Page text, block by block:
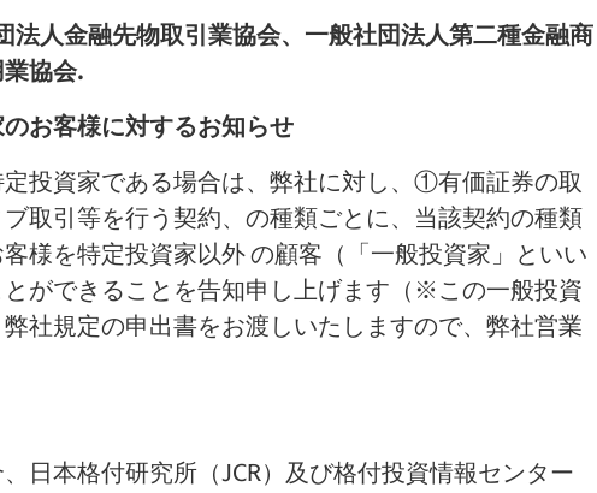
人金融先物取引業協会、一般社団法人第二種金融商
業協会.
お客様に対するお知らせ
投資家である場合は、弊社に対し、①有価証券の取
取引等を行う契約、の種類ごとに、当該契約の種類
様を特定投資家以外 の顧客（「一般投資家」といい
ができることを告知申し上げます（※この一般投資
社規定の申出書をお渡しいたしますので、弊社営業
日本格付研究所（JCR）及び格付投資情報センター